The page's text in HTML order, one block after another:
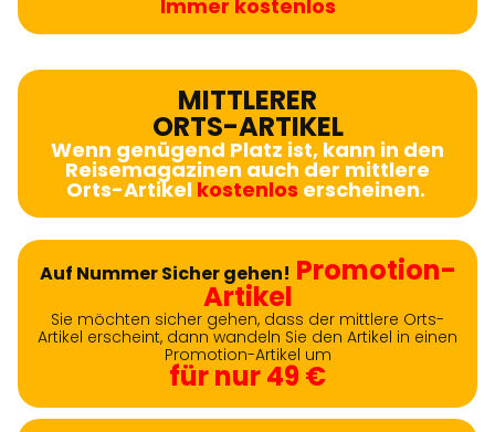
Immer kostenlos
MITTLERER
ORTS-ARTIKEL
Wenn genügend Platz ist, kann in den
Reisemagazinen auch der mittlere
Orts-Artikel kostenlos erscheinen.
Auf Nummer Sicher gehen! Promotion-
Artikel
Sie möchten sicher gehen, dass der mittlere Orts-
Artikel erscheint, dann wandeln Sie den Artikel in einen
Promotion-Artikel um
für nur 49 €